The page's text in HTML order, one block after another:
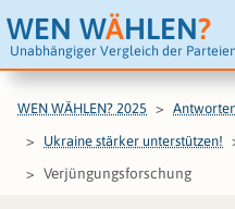
WEN WÄHLEN?
Unabhängiger Vergleich der
WEN WÄHLEN? 2025
Ukraine stärker unterstützen!
Verjüngungsforschung